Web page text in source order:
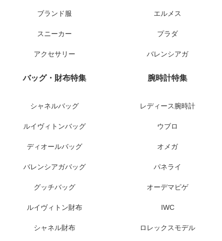
ブランド服
スニーカー
アクセサリー
エルメス
プラダ
バレンシアガ
バッグ・財布特集
シャネルバッグ
ルイヴィトンバッグ
ディオールバッグ
バレンシアガバッグ
グッチバッグ
ルイヴィトン財布
シャネル財布
腕時計特集
レディース腕時計
ウブロ
オメガ
パネライ
オーデマピゲ
IWC
ロレックスモデル